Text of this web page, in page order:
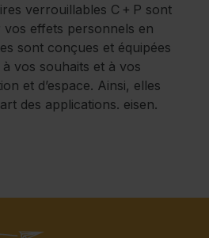
verrouillables C + P sont
effets personnels en
sont conçues et équipées
vos souhaits et à vos
et d’espace. Ainsi, elles
des applications. eisen.